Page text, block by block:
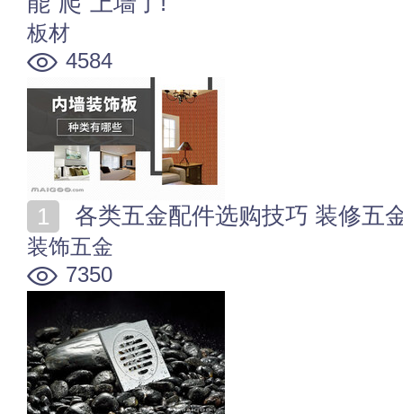
板材
4584
各类五金配件选购技巧 装修五
装饰五金
7350